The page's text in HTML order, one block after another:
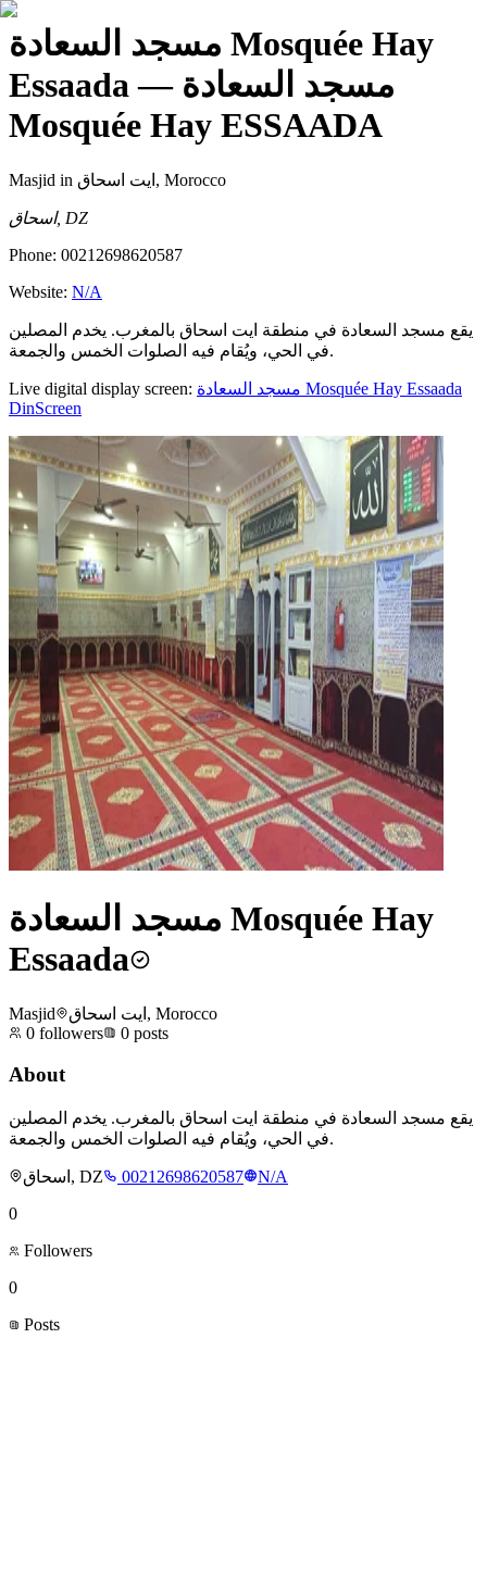
مسجد السعادة Mosquée Hay
Essaada— مسجد السعادة
Mosquée Hay ESSAADA
Masjid in ايت اسحاق, Morocco
اسحاق, DZ
Phone: 00212698620587
Website: N/A
يقع مسجد السعادة في منطقة ايت اسحاق بالمغرب. يخدم المصلين
في الحي، ويُقام فيه الصلوات الخمس والجمعة.
Live digital display screen:
مسجد السعادة Mosquée Hay Essaada
DinScreen
مسجد السعادة Mosquée Hay
Essaada
Masjid
ايت اسحاق, Morocco
0 followers 0 posts
About
يقع مسجد السعادة في منطقة ايت اسحاق بالمغرب. يخدم المصلين
في الحي، ويُقام فيه الصلوات الخمس والجمعة.
اسحاق, DZ 00212698620587
N/A
0
Followers
0
Posts